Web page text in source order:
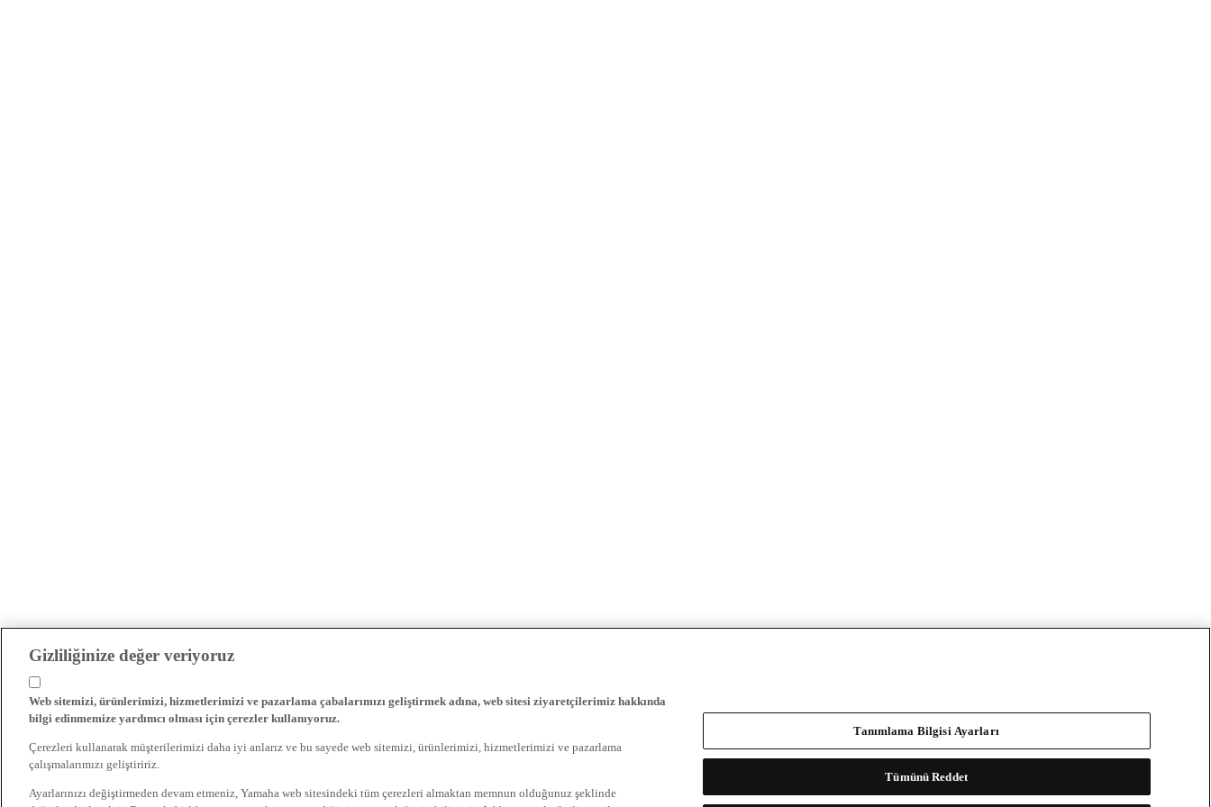
Gizliliğinize değer veriyoruz
Web sitemizi, ürünlerimizi, hizmetlerimizi ve pazarlama çabalarımızı geliştirmek adına, web sitesi ziyaretçilerimiz hakkında
bilgi edinmemize yardımcı olması için çerezler kullanıyoruz.
Çerezleri kullanarak müşterilerimizi daha iyi anlarız ve bu sayede web sitemizi, ürünlerimizi, hizmetlerimizi ve pazarlama
çalışmalarımızı geliştiririz.
Ayarlarınızı değiştirmeden devam etmeniz, Yamaha web sitesindeki tüm çerezleri almaktan memnun olduğunuz şeklinde
Tanımlama Bilgisi Ayarları
Tümünü Reddet